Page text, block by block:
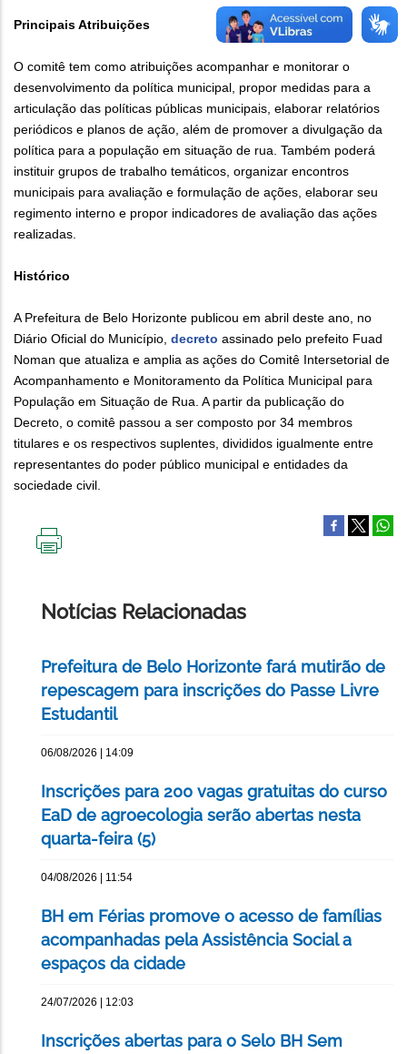
Principais Atribuições
O comitê tem como atribuições acompanhar e monitorar o
desenvolvimento da política municipal, propor medidas para a
articulação das políticas públicas municipais, elaborar relatórios
periódicos e planos de ação, além de promover a divulgação da
política para a população em situação de rua. Também poderá
instituir grupos de trabalho temáticos, organizar encontros
municipais para avaliação e formulação de ações, elaborar seu
regimento interno e propor indicadores de avaliação das ações
realizadas.
Histórico
A Prefeitura de Belo Horizonte publicou em abril deste ano, no
Diário Oficial do Município, decreto assinado pelo prefeito Fuad
Noman que atualiza e amplia as ações do Comitê Intersetorial de
Acompanhamento e Monitoramento da Política Municipal para
População em Situação de Rua. A partir da publicação do
Decreto, o comitê passou a ser composto por 34 membros
titulares e os respectivos suplentes, divididos igualmente entre
representantes do poder público municipal e entidades da
sociedade civil.
Notícias Relacionadas
Prefeitura de Belo Horizonte fará mutirão de
repescagem para inscrições do Passe Livre
Estudantil
06/08/2026 | 14:09
Inscrições para 200 vagas gratuitas do curso
EaD de agroecologia serão abertas nesta
quarta-feira (5)
04/08/2026 | 11:54
BH em Férias promove o acesso de famílias
acompanhadas pela Assistência Social a
espaços da cidade
24/07/2026 | 12:03
Inscrições abertas para o Selo BH Sem